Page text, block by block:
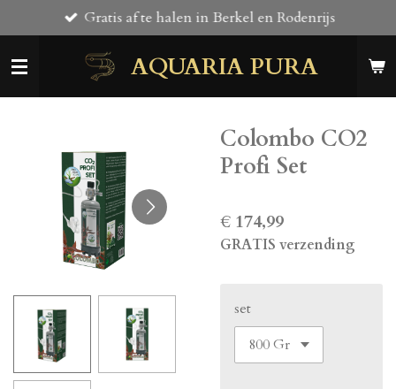
direct
naar
AQUARIA PURA
Gratis af te halen in Berkel en Rodenrijs
Colombo CO2
Profi Set
€ 174,99
GRATIS verzending
set